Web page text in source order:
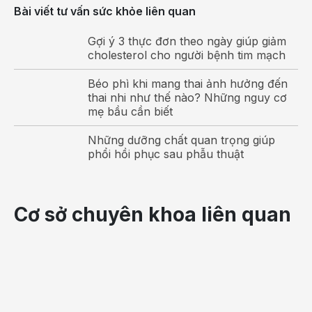
nhổn, mùi tanh.
- Nôn sau ỉa lỏng, lúc đầu là nước và thức ăn, sau giống
như nước phân. Đại tiện và nôn dễ dàng, số lượng
nhiều, nhanh chóng dẫn đến tình trạng mất nước và rối
- Thường không đau bụng hoặc đau nhẹ, không mót rặn.
Không sốt hoặc sốt nhẹ.
Bài viết tư vấn sức khỏe liên quan
Gợi ý 3 thực đơn theo ngày giúp giảm
cholesterol cho người bệnh tim mạch
Béo phì khi mang thai ảnh hưởng đến
thai nhi như thế nào? Những nguy cơ
mẹ bầu cần biết
Những dưỡng chất quan trọng giúp
phổi hồi phục sau phẫu thuật
Cơ sở chuyên khoa liên quan